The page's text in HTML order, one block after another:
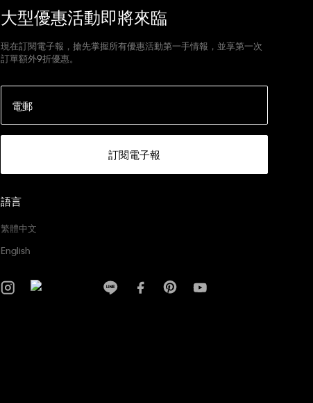
大型優惠活動即將來臨
現在訂閱電子報，搶先掌握所有優惠活動第一手情報，並享第一次
訂單額外9折優惠。
電郵
訂閱電子報
語言
繁體中文
English